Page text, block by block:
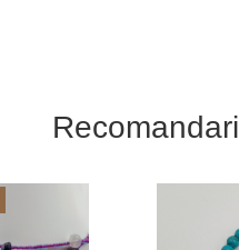
Recomandari